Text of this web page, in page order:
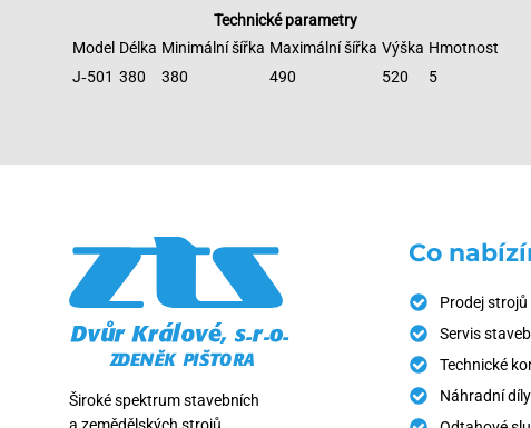
Technické parametry
Model Délka Minimální šířka Maximální šířka Výška Hmotnost
J‑501 380 380 490 520 5
Široké spektrum stavebních
a zemědělských strojů
Co
Prodej
Servis
Technické
Náhradní díly